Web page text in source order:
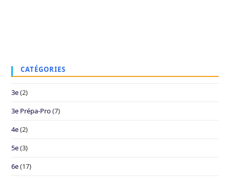
CATÉGORIES
3e(2)
3e Prépa-Pro(7)
4e(2)
5e(3)
6e(17)